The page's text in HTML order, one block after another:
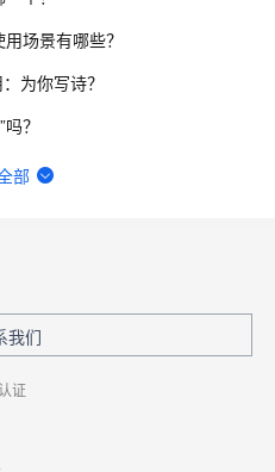
场景有哪些？
为你写诗？
？
能力到底有多强？
吗？
部
我们
证